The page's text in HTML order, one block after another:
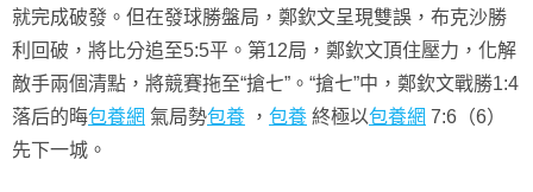
就完成破發。但在發球勝盤局，鄭欽文呈現雙誤，布克沙勝
利回破，將比分追至5:5平。第12局，鄭欽文頂住壓力，化解
敵手兩個清點，將競賽拖至“搶七”。“搶七”中，鄭欽文戰勝1:4
落后的晦包養網 氣局勢包養 ， 包養 終極以包養網 7:6（6）
先下一城。